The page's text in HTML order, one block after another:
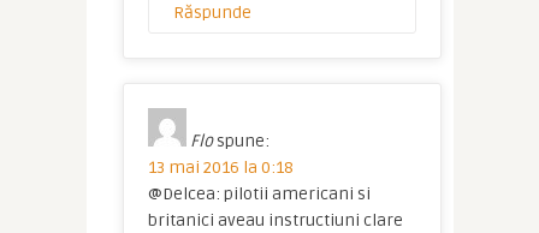
Răspunde
Flo spune:
13 mai 2016 la 0:18
@Delcea: pilotii americani si
britanici aveau instructiuni clare